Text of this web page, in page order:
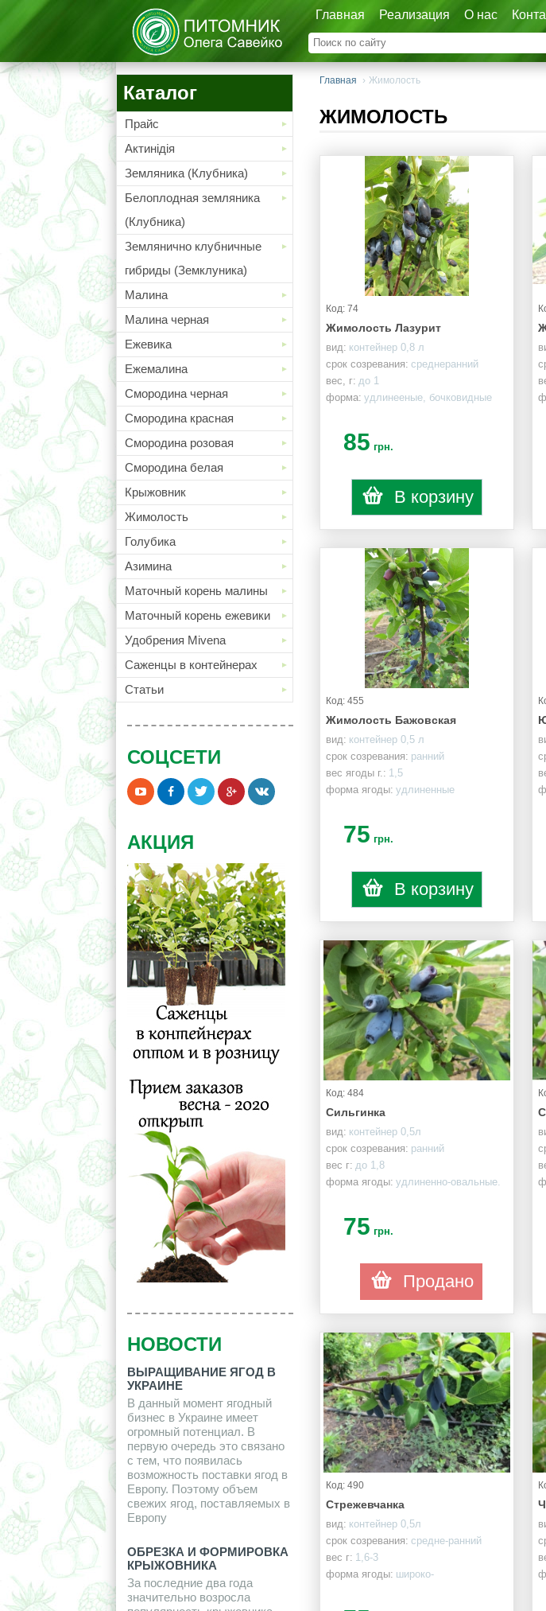
Главная Реализация О нас
Каталог
Прайс
Актинідія
Земляника (Клубника)
Белоплодная земляника
(Клубника)
Землянично клубничные
гибриды (Земклуника)
Малина
Малина черная
Ежевика
Ежемалина
Смородина черная
Смородина красная
Смородина розовая
Смородина белая
Крыжовник
Жимолость
Голубика
Азимина
Маточный корень малины
Маточный корень ежевики
Удобрения Mivena
Саженцы в контейнерах
Статьи
СОЦСЕТИ
АКЦИЯ
НОВОСТИ
ВЫРАЩИВАНИЕ ЯГОД В
УКРАИНЕ
В данный момент ягодный
бизнес в Украине имеет
огромный потенциал. В
первую очередь это связано
с тем, что появилась
возможность поставки ягод в
Европу. Поэтому объем
свежих ягод, поставляемых в
Европу
ОБРЕЗКА И ФОРМИРОВКА
КРЫЖОВНИКА
За последние два года
значительно возросла
Главная › Жимолость
ЖИМОЛОСТЬ
Код: 74
Жимолость Лазурит
вид: контейнер 0,8 л
срок созревания: среднеранний
вес, г: до 1
форма: удлинееные, бочковидные
85 грн.
В корзину
Код: 455
Жимолость Бажовская
вид: контейнер 0,5 л
срок созревания: ранний
вес ягоды г.: 1,5
форма ягоды: удлиненные
75 грн.
В корзину
Код: 484
Сильгинка
вид: контейнер 0,5л
срок созревания: ранний
вес г: до 1,8
форма ягоды: удлиненно-овальные.
75 грн.
Продано
Код: 490
Стрежевчанка
вид: контейнер 0,5л
срок созревания: средне-ранний
вес г: 1,6-3
форма ягоды: широко-